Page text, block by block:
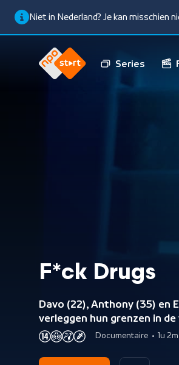
Niet in Nederland? Je kan misschien
Series
F*ck Drugs
Davo (22), Anthony (35) en
verleggen hun grenzen in
Is er na explosieve seks
nog een weg terug?
Documentaire • 1u 2m